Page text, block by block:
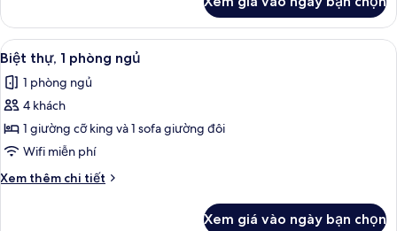
ban
công
Biệt
thự,
1
phòng
ngủ,
ban
Xem
tất
cả
ảnh
Biệt
thự,
1
phòng
TV màn hình phẳng, đầu đĩa DVD,
3
Biệt thự, 1 phòng ngủ
1 phòng ngủ
4 khách
1 giường cỡ king và 1 sofa giường đôi
Wifi miễn phí
Xem thêm chi tiết
Chi
Xem giá vào ngày bạn chọn